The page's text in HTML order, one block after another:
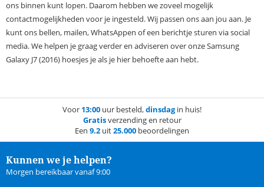
ons binnen kunt lopen. Daarom hebben we zoveel mogelijk
contactmogelijkheden voor je ingesteld. Wij passen ons aan jou aan. Je
kunt ons bellen, mailen, WhatsAppen of een berichtje sturen via social
media. We helpen je graag verder en adviseren over onze Samsung
Galaxy J7 (2016) hoesjes je als je hier behoefte aan hebt.
Voor 13:00 uur besteld,dinsdagin huis!
Gratisverzending en retour
Een 9.2 uit25.000 beoordelingen
Kunnen we je helpen?
Morgen bereikbaar vanaf 9:00